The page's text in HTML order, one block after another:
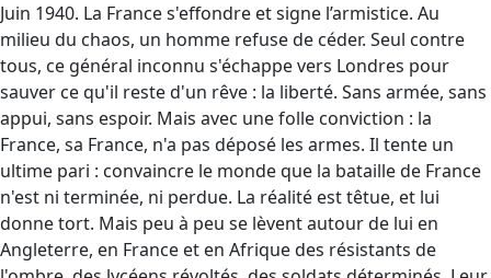
Juin 1940. La France s'effondre et signe l’armistice. Au
milieu du chaos, un homme refuse de céder. Seul contre
tous, ce général inconnu s'échappe vers Londres pour
sauver ce qu'il reste d'un rêve : la liberté. Sans armée, sans
appui, sans espoir. Mais avec une folle conviction : la
France, sa France, n'a pas déposé les armes. Il tente un
ultime pari : convaincre le monde que la bataille de France
n'est ni terminée, ni perdue. La réalité est têtue, et lui
donne tort. Mais peu à peu se lèvent autour de lui en
Angleterre, en France et en Afrique des résistants de